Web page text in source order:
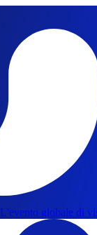
L'evento globale di